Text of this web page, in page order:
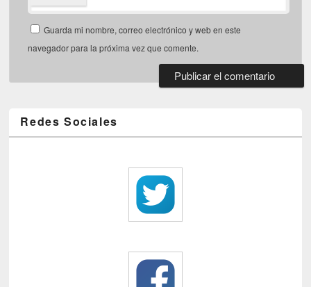
Guarda mi nombre, correo electrónico y web en este
navegador para la próxima vez que comente.
Redes Sociales